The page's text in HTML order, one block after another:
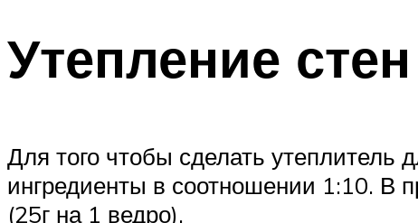
Утепление
Для того чтобы сделать утеплитель
ингредиенты в соотношении 1:10. В
(25г на 1 ведро).